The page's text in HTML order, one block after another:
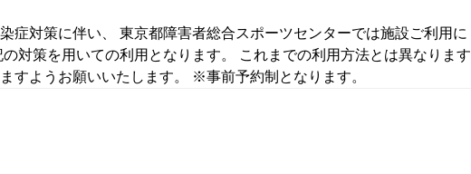
症対策に伴い、 東京都障害者総合スポーツセンターでは施設ご利用に
対策を用いての利用となります。 これまでの利用方法とは異なります
すようお願いいたします。 ※事前予約制となります。